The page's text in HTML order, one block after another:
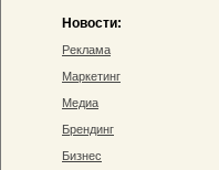
Новости:
Реклама
Маркетинг
Медиа
Брендинг
Бизнес